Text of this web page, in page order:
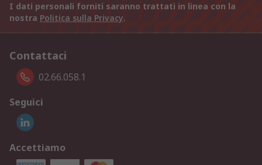
I dati personali forniti saranno trattati in linea con la
nostra Politica sulla Privacy.
Contattaci
02.66.058.1
Seguici
Accettiamo